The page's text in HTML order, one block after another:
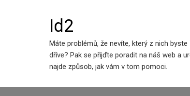
Id2
Máte problémů, že nevíte, který z nich byste
dříve? Pak se přijďte poradit na náš web a
najde způsob, jak vám v tom pomoci.